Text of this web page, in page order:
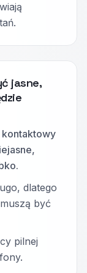
jasne,
dlatego
być
pilnej